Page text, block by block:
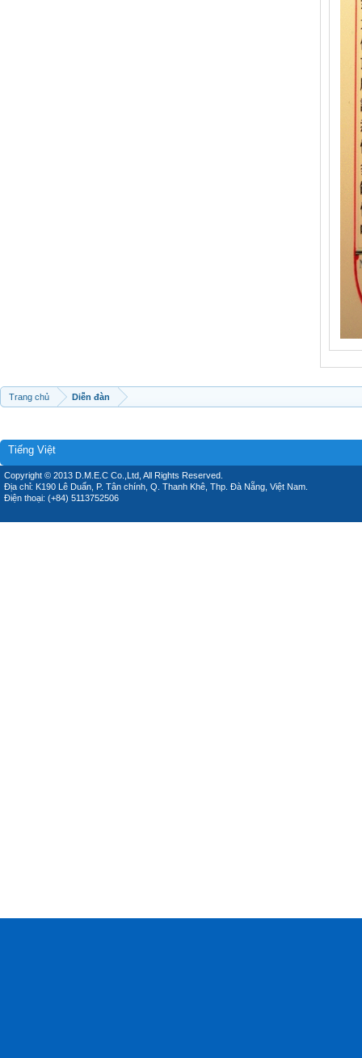
Trang chủ Diễn đàn
Tiếng Việt
Copyright © 2013 D.M.E.C Co.,Ltd, All Rights Reserved.
Địa chỉ: K190 Lê Duẩn, P. Tân chính, Q. Thanh Khê, Thp. Đà Nẵng, Việt Nam.
Điện thoại: (+84) 5113752506